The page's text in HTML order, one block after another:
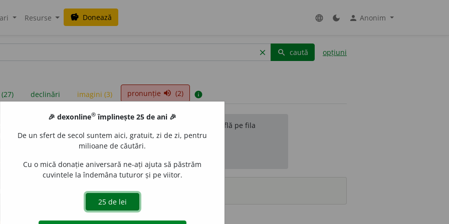
Resurse savings Donează language dark_mode person Anonim
clear search caută opțiuni
declinări imagini (3) pronunție volume_up (2) info
sunt compilate de echipa dexonline. Definițiile originale se află pe fila
reordona filele pe pagina depreferințe.
surse
🎉 dexonline® împlinește 25 de ani 🎉
De un sfert de secol suntem aici, gratuit, zi de zi, pentru
milioane de căutări.
Cu o mică donație aniversară ne-ați ajuta să păstrăm
cuvintele la îndemâna tuturor și pe viitor.